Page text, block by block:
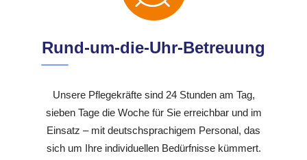
Rund-um-die-Uhr-Betreuung
Unsere Pflegekräfte sind 24 Stunden am Tag,
sieben Tage die Woche für Sie erreichbar und im
Einsatz – mit deutschsprachigem Personal, das
sich um Ihre individuellen Bedürfnisse kümmert.